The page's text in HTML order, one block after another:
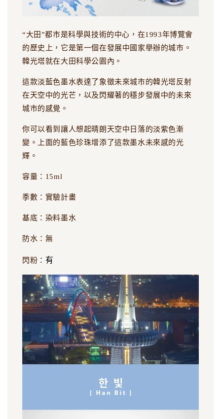
“大田”都市是科學與技術的中心，在1993年博覽會
的歷史上，它是第一個在發展中國家舉辦的城市。
韓光塔就在大田科學公園內。
這款淡藍色墨水表達了象徵未來城市的韓光塔反射
在天空中的光芒，以及閃耀著的穩步發展中的未來
城市的感覺。
你可以看到讓人想起晴朗天空中日落的淡紫色漸
變。上面的藍色珍珠增添了這款墨水未來感的光
輝。
容量：15ml
季數：實驗計畫
基底：染料墨水
防水：無
閃粉： 有